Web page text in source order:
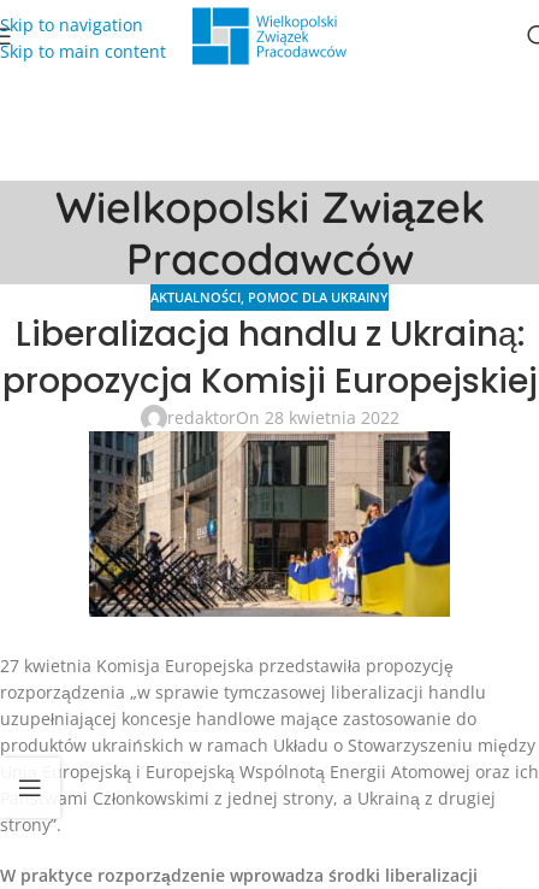
Skip to navigation
Skip to main content
Wielkopolski Związek
Pracodawców
AKTUALNOŚCI, POMOC DLA UKRAINY
Liberalizacja handlu z Ukrainą:
propozycja Komisji Europejskiej
redaktorOn 28 kwietnia 2022
27 kwietnia Komisja Europejska przedstawiła propozycję
rozporządzenia „w sprawie tymczasowej liberalizacji handlu
uzupełniającej koncesje handlowe mające zastosowanie do
produktów ukraińskich w ramach Układu o Stowarzyszeniu między
Unią Europejską i Europejską Wspólnotą Energii Atomowej oraz ich
Państwami Członkowskimi z jednej strony, a Ukrainą z drugiej
strony”.
W praktyce rozporządzenie wprowadza środki liberalizacji